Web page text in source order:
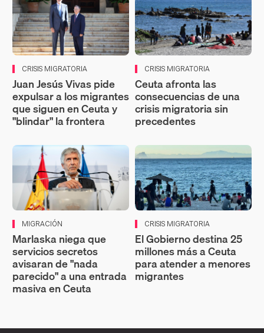
CRISIS MIGRATORIA
Juan Jesús Vivas pide
expulsar a los migrantes
que siguen en Ceuta y
"blindar" la frontera
CRISIS MIGRATORIA
Ceuta afronta las
consecuencias de una
crisis migratoria sin
precedentes
MIGRACIÓN
Marlaska niega que
servicios secretos
avisaran de "nada
parecido" a una entrada
masiva en Ceuta
CRISIS MIGRATORIA
El Gobierno destina 25
millones más a Ceuta
para atender a menores
migrantes